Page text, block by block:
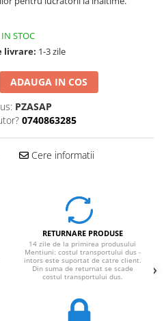
IN STOC
livrare: 1-3 zile
ADAUGA IN COS
PZASAP
0740863285
Cere informatii
RETURNARE PRODUSE
14 zile de la primirea produsului
Mentiuni: costul transportului dus -
intors este suportat de catre client.
Din suma de returnat se scade
costul transportului dus.